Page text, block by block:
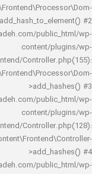
decokadeh.com/
Frontend/
decokadeh.com/
Frontend/
decokadeh.com/